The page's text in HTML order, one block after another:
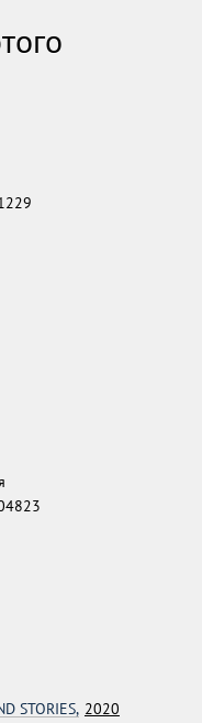
STORIES, 2020